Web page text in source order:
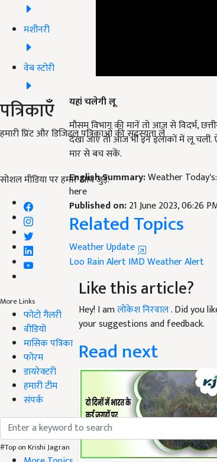
मशीनरी
वेब स्टोरी
पत्रिकाएँ
हमारी प्रिंट और डिजिटल पत्रिकाओं की सदस्यता लें
सोशल मीडिया पर हमारे साथ जुड़ें:
More Links
फोटो गैलरी
वीडियो
मासिक पत्रिका
फोरम
डायरेक्टरी
हमारी टीम
संपर्क
#Top on Krishi Jagran
यहां चलेगी लू
मौसम विभाग की मानें तो आज से विदर्भ,
देखा जाए तो आज भी इन इलाकों में लू चलीं.
मार से बच सकें.
English Summary:Weather
here
Published on:21 June 2023, 06:26
Related Topics
Weather Update
LooRain AlertIMDWeather Alert
Like this article?
Hey! I amलोकेश निरवाल. Did you
your suggestions and feedback.
Read next